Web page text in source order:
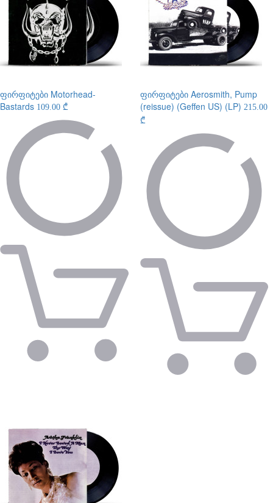
ფირფიტები Motorhead-
Bastards 109.00 ₾
ფირფიტები Aerosmith, Pump
(reissue) (Geffen US) (LP) 215.00
₾